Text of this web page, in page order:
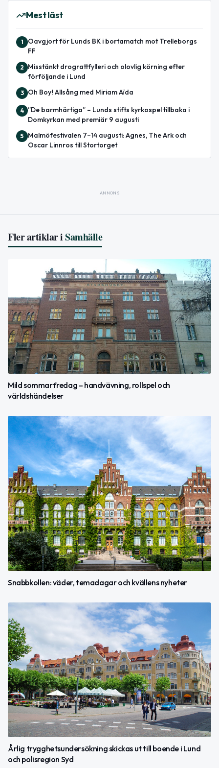
Mest läst
1
Oavgjort för Lunds BK i bortamatch mot Trelleborgs
FF
2
Misstänkt drograttfylleri och olovlig körning efter
förföljande i Lund
3 Oh Boy! Allsång med Miriam Aïda
4
”De barmhärtiga” – Lunds stifts kyrkospel tillbaka i
Domkyrkan med premiär 9 augusti
5
Malmöfestivalen 7–14 augusti: Agnes, The Ark och
Oscar Linnros till Stortorget
ANNONS
Fler artiklar iSamhälle
Mild sommarfredag – handvävning, rollspel och
världshändelser
Snabbkollen: väder, temadagar och kvällens nyheter
Årlig trygghetsundersökning skickas ut till boende i Lund
och polisregion Syd